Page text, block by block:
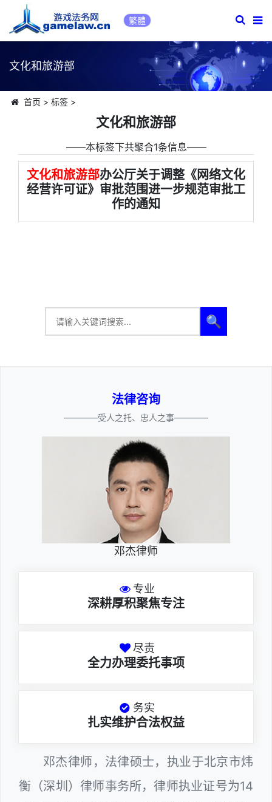
繁體
文化和旅游部
首页 > 标签>
文化和旅游部
――本标签下共聚合1条信息――
文化和旅游部办公厅关于调整《网络文化
经营许可证》审批范围进一步规范审批工
作的通知
🔍
法律咨询
————受人之托、忠人之事————
邓杰律师
专业
深耕厚积聚焦专注
尽责
全力办理委托事项
务实
扎实维护合法权益
邓杰律师，法律硕士，执业于北京市炜
衡（深圳）律师事务所，律师执业证号为14